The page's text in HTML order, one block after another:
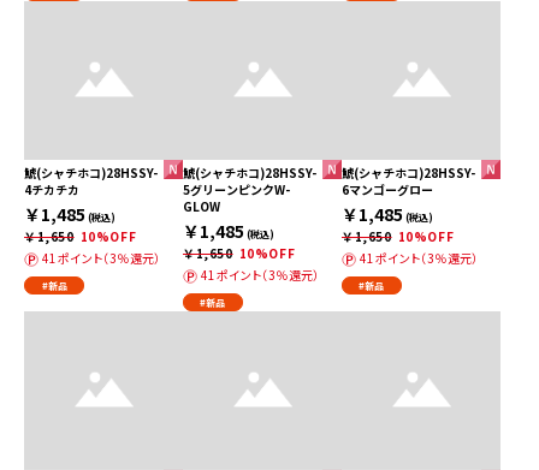
鯱(シャチホコ)28HSSY-
4チカチカ
￥1,485 (税込)
￥1,650 10%OFF
41ポイント（3％還元）
#新品
鯱(シャチホコ)28HSSY-
5グリーンピンクW-
GLOW
￥1,485 (税込)
￥1,650 10%OFF
41ポイント（3％還元）
#新品
鯱(シャチホコ)28HSSY-
6マンゴーグロー
￥1,485 (税込)
￥1,650 10%OFF
41ポイント（3％還元）
#新品